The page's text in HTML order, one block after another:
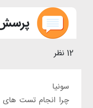
12 نظر
سونیا
چرا انجام تست